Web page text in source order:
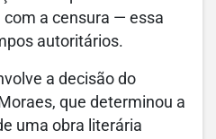
a censura — essa
autoritários.
a decisão do
que determinou a
uma obra literária